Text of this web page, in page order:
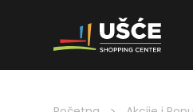
Skip to content